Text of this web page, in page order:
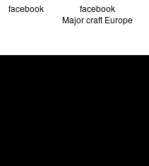
facebook
facebook
Major craft Europe